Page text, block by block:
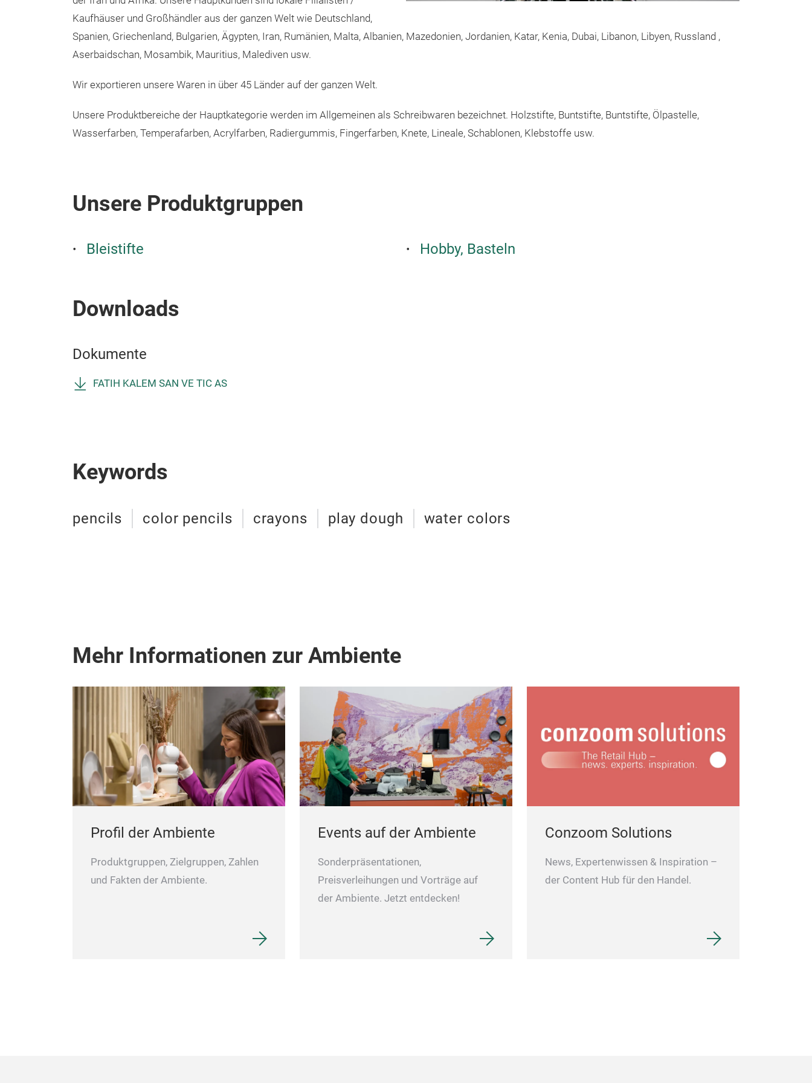
Kaufhäuser und Großhändler aus der ganzen Welt wie Deutschland,
Spanien, Griechenland, Bulgarien, Ägypten, Iran, Rumänien, Malta, Albanien, Mazedonien, Jordanien, Katar, Kenia, Dubai, Libanon, Libyen, Russland ,
Aserbaidschan, Mosambik, Mauritius, Malediven usw.
Wir exportieren unsere Waren in über 45 Länder auf der ganzen Welt.
Unsere Produktbereiche der Hauptkategorie werden im Allgemeinen als Schreibwaren bezeichnet. Holzstifte, Buntstifte, Buntstifte, Ölpastelle,
Wasserfarben, Temperafarben, Acrylfarben, Radiergummis, Fingerfarben, Knete, Lineale, Schablonen, Klebstoffe usw.
Unsere Produktgruppen
Bleistifte Hobby, Basteln
Downloads
Dokumente
FATIH KALEM SAN VE TIC AS
Keywords
pencils color pencils crayons play dough water colors
Mehr Informationen zur Ambiente
Profil der Ambiente
Produktgruppen, Zielgruppen, Zahlen
und Fakten der Ambiente.
Events auf der Ambiente
Sonderpräsentationen,
Preisverleihungen und Vorträge auf
der Ambiente. Jetzt entdecken!
Conzoom Solutions
News, Expertenwissen & Inspiration –
der Content Hub für den Handel.